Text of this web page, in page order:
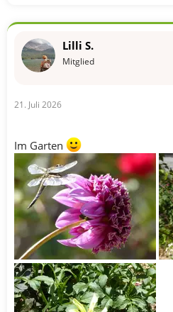
o
e
n
Lilli S.
Mitglied
21. Juli 2026
Im Garten